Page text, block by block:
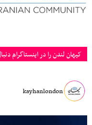
کیهان لندن را در اینستاگرام
kayhanlondon